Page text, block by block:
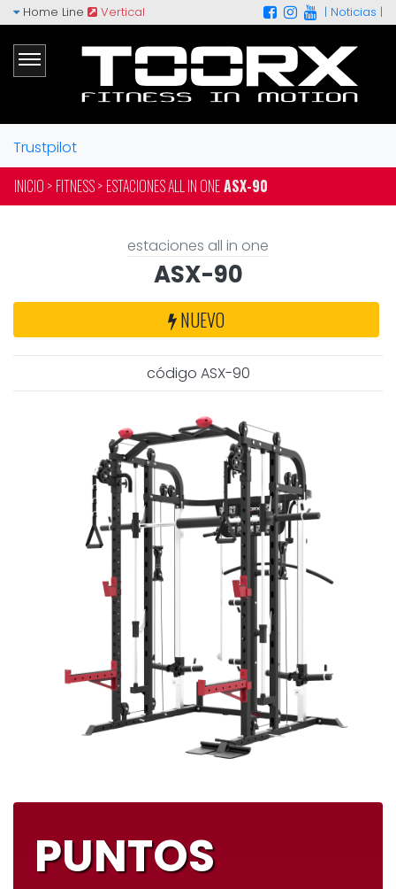
Home Line Vertical | Noticias |
Trustpilot
INICIO > FITNESS > ESTACIONES ALL IN ONEASX-90
estaciones all in one
ASX-90
NUEVO
código ASX-90
PUNTOS